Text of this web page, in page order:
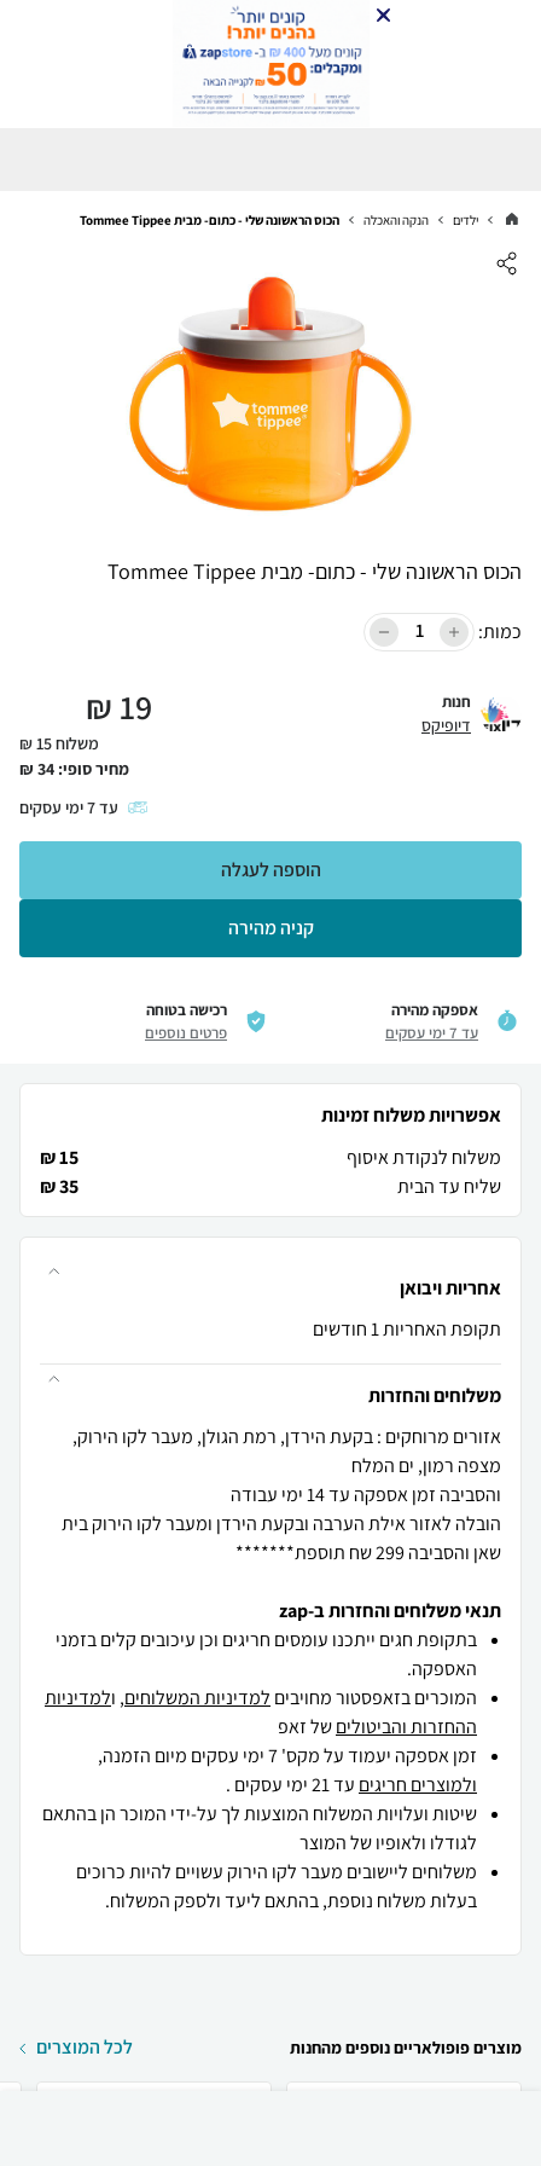
ילדים הנקה והאכלה הכוס הראשונה שלי - כתום- מבית Tommee Tippee
הכוס הראשונה שלי - כתום- מבית Tommee Tippee
כמות:
חנות
דיופיקס 19
₪
משלוח 15 ₪
מחיר סופי: 34
₪
עד7ימי עסקים
קניה מהירה
הוספה לעגלה
אספקה מהירה
עד 7 ימי עסקים
רכישה בטוחה
פרטים נוספים
אפשרויות משלוח זמינות
משלוח לנקודת איסוף
15 ₪
שליח עד הבית
35 ₪
אחריות ויבואן
תקופת האחריות 1 חודשים
משלוחים והחזרות
אזורים מרוחקים : בקעת הירדן, רמת הגולן, מעבר לקו הירוק,
הובלה לאזור אילת הערבה ובקעת הירדן ומעבר לקו הירוק בית
שאן והסביבה 299 שח תוספת*******
תנאי משלוחים והחזרות ב-zap
בתקופת חגים ייתכנו עומסים חריגים וכן עיכובים קלים בזמני
האספקה.
המוכרים בזאפסטור מחויבים למדיניות המשלוחים, ולמדיניות
ההחזרות והביטוליםשל זאפ
זמן אספקה יעמוד על מקס' 7 ימי עסקים מיום הזמנה,
ולמוצרים חריגים עד 21 ימי עסקים .
שיטות ועלויות המשלוח המוצעות לך על-ידי המוכר הן בהתאם
לגודלו ולאופיו של המוצר
משלוחים ליישובים מעבר לקו הירוק עשויים להיות כרוכים
בעלות משלוח נוספת, בהתאם ליעד ולספק המשלוח.
מוצרים פופולאריים נוספים מהחנות לכל המוצרים